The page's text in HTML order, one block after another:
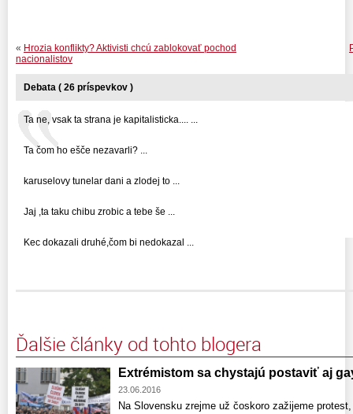
« Hrozia konflikty? Aktivisti chcú zablokovať pochod
nacionalistov
Debata ( 26 príspevkov )
Ta ne, vsak ta strana je kapitalisticka.... ...
Ta čom ho ešče nezavarli? ...
karuselovy tunelar dani a zlodej to ...
Jaj ,ta taku chibu zrobic a tebe še ...
Kec dokazali druhé,čom bi nedokazal ...
Ďalšie články od tohto blogera
Extrémistom sa chystajú postaviť aj
23.06.2016
Na Slovensku zrejme už čoskoro zažijeme